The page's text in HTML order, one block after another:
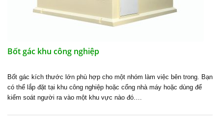
Bốt gác khu công nghiệp
Bốt gác kích thước lớn phù hợp cho một nhóm làm việc bên trong. Bạn
có thể lắp đặt tại khu công nghiệp hoặc cổng nhà máy hoặc dùng để
kiểm soát người ra vào một khu vực nào đó….